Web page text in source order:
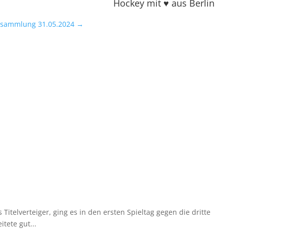
31.05.2024 →
Hockey mit ♥ aus Berlin
ging es in den ersten Spieltag gegen die dritte
gut...